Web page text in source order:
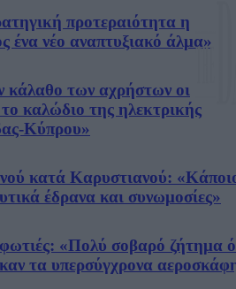
προτεραιότητα η
ένα νέο αναπτυξιακό άλμα»
κάλαθο των αχρήστων οι
καλώδιο της ηλεκτρικής
Κύπρου»
κατά Καρυστιανού:
έδρανα και συνωμοσίες»
«Πολύ σοβαρό ζήτημα
τα υπερσύγχρονα